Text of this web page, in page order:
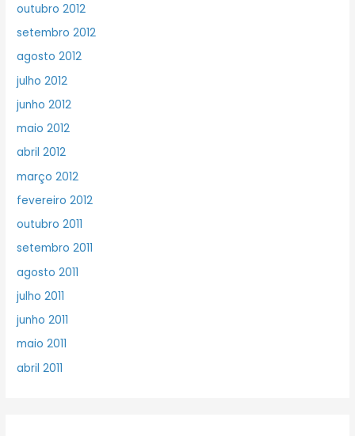
outubro 2012
setembro 2012
agosto 2012
julho 2012
junho 2012
maio 2012
abril 2012
março 2012
fevereiro 2012
outubro 2011
setembro 2011
agosto 2011
julho 2011
junho 2011
maio 2011
abril 2011